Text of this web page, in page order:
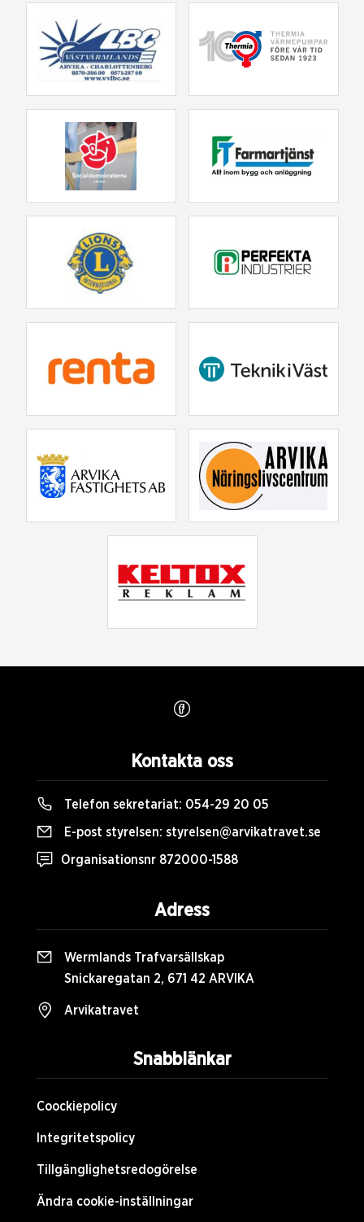
Snabblänkar
Coockiepolicy
Integritetspolicy
Tillgänglighetsredogörelse
Ändra cookie-inställningar
Kontakta oss
Telefon sekretariat: 054-29 20 05
E-post styrelsen: styrelsen@arvikatravet.se
Organisationsnr 872000-1588
Adress
Wermlands Trafvarsällskap
Snickaregatan 2, 671 42 ARVIKA
Arvikatravet